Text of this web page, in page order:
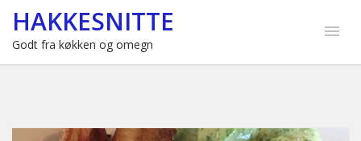
HAKKESNITTE
Godt fra køkken og omegn